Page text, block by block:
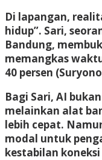
Di lapangan,
hidup”. Sari,
Bandung,
memangkas
40 persen
Bagi Sari, AI
melainkan alat
lebih cepat.
modal untuk
kestabilan